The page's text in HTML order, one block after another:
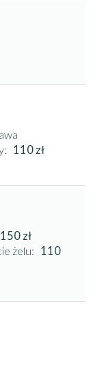
110 zł
150 zł
żelu: 110